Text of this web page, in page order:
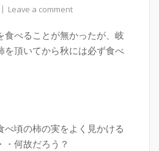
Leave a comment
食べることが無かったが、岐
を頂いてから秋には必ず食べ
べ頃の柿の実をよく見かける
・何故だろう？